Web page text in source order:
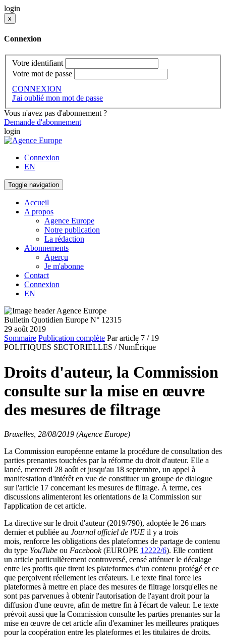
login
x
Connexion
Votre identifiant
Votre mot de passe
CONNEXION
J'ai oublié mon mot de passe
Vous n'avez pas d'abonnement ?
Demande d'abonnement
login
Connexion
EN
Toggle navigation
Accueil
A propos
Agence Europe
Notre publication
La rédaction
Abonnements
Aperçu
Je m'abonne
Contact
Connexion
EN
Bulletin Quotidien Europe N° 12315
29 août 2019
Sommaire Publication complète Par article 7 / 19
POLITIQUES SECTORIELLES / NumÉrique
Droits d'auteur, la Commission
consulte sur la mise en œuvre
des mesures de filtrage
Bruxelles, 28/08/2019 (Agence Europe)
La Commission européenne entame la procédure de consultation des
parties prenantes touchées par la réforme du droit d'auteur. Elle a
lancé, mercredi 28 août et jusqu'au 18 septembre, un appel à
manifestation d'intérêt en vue de constituer un groupe de dialogue
sur l'article 17 concernant les mesures de filtrage. À terme, ces
discussions alimenteront les orientations de la Commission sur
l'application de cet article.
La directive sur le droit d'auteur (2019/790), adoptée le 26 mars
dernier et publiée au Journal officiel de l'UE il y a trois
mois, renforce les obligations des plateformes de partage de contenu
du type YouTube ou Facebook(EUROPE 12222/6). Elle contient
un article particulièrement controversé, censé atténuer le décalage
entre les profits que tirent les plateformes d'un contenu protégé et ce
que perçoivent réellement les créateurs. Le texte final force les
plateformes à mettre en place des mesures de filtrage lorsqu'elles ne
sont pas parvenues à obtenir l'autorisation de l'ayant droit pour la
diffusion d'une œuvre, afin de mettre fin à l'écart de valeur. Le texte
prévoit aussi que la Commission consulte les parties prenantes sur la
mise en œuvre de cet article afin d'examiner les meilleures pratiques
pour la coopération entre les plateformes et les titulaires de droits.